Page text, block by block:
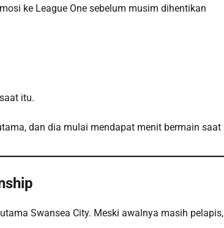
ke League One sebelum musim dihentikan
itu.
dan dia mulai mendapat menit bermain saat
Swansea City. Meski awalnya masih pelapis,